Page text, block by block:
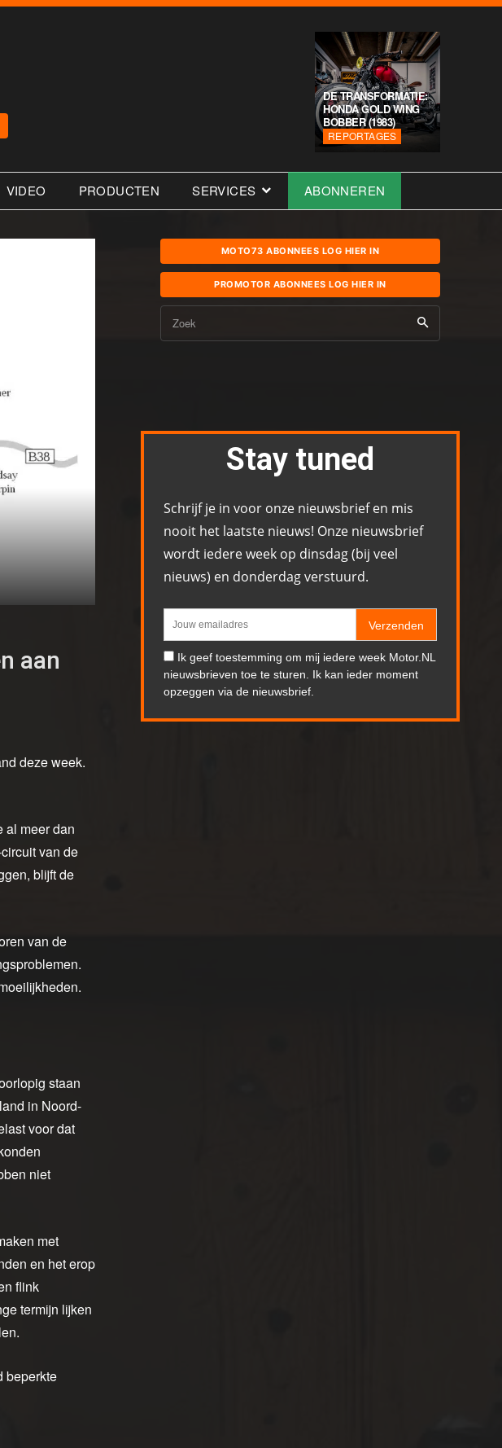
DE TRANSFORMATIE:
HONDA GOLD WING
BOBBER (1983)
REPORTAGES
VIDEO PRODUCTEN SERVICES ABONNEREN
aan
deze week.
al meer dan
van de
blijft de
van de
staan
in Noord-
voor dat
niet
met
en het erop
flink
termijn lijken
beperkte
MOTO73 ABONNEES LOG HIER IN
PROMOTOR ABONNEES LOG HIER IN
Zoek
Stay tuned
Schrijf je in voor onze nieuwsbrief en mis
nooit het laatste nieuws! Onze nieuwsbrief
wordt iedere week op dinsdag (bij veel
nieuws) en donderdag verstuurd.
Verzenden
Ik geef toestemming om mij iedere week Motor.NL
nieuwsbrieven toe te sturen. Ik kan ieder moment
opzeggen via de nieuwsbrief.